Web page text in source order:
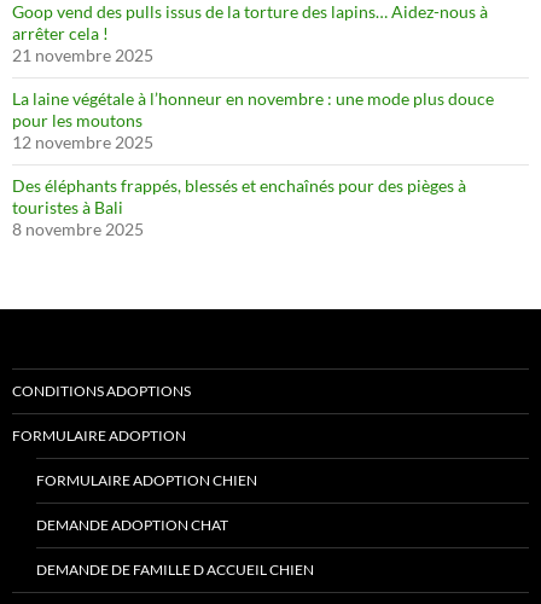
Goop vend des pulls issus de la torture des lapins… Aidez-nous à
arrêter cela !
21 novembre 2025
La laine végétale à l’honneur en novembre : une mode plus douce
pour les moutons
12 novembre 2025
Des éléphants frappés, blessés et enchaînés pour des pièges à
touristes à Bali
8 novembre 2025
CONDITIONS ADOPTIONS
FORMULAIRE ADOPTION
FORMULAIRE ADOPTION CHIEN
DEMANDE ADOPTION CHAT
DEMANDE DE FAMILLE D ACCUEIL CHIEN